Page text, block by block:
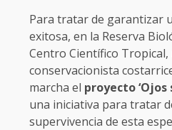
Para tratar de garantizar
exitosa, en la Reserva
Centro Científico Tropical,
conservacionista
marcha el proyecto
una iniciativa para tratar
supervivencia de esta